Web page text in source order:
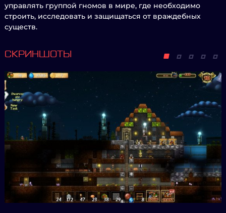
управлять группой гномов в мире, где необходимо
строить, исследовать и защищаться от враждебных
существ.
СКРИНШОТЫ